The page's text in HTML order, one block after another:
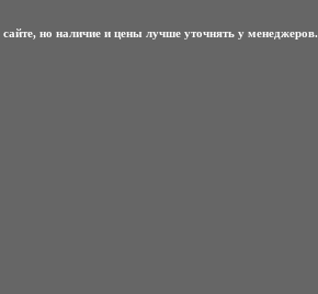
но наличие и цены лучше уточнять у менеджеров.